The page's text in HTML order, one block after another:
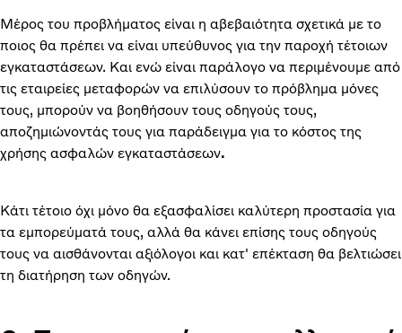
Μέρος του προβλήματος είναι η αβεβαιότητα σχετικά με το
ποιος θα πρέπει να είναι υπεύθυνος για την παροχή τέτοιων
εγκαταστάσεων. Και ενώ είναι παράλογο να περιμένουμε από
τις εταιρείες μεταφορών να επιλύσουν το πρόβλημα μόνες
τους, μπορούν να βοηθήσουν τους οδηγούς τους,
αποζημιώνοντάς τους για παράδειγμα για το κόστος της
χρήσης ασφαλών εγκαταστάσεων.
Κάτι τέτοιο όχι μόνο θα εξασφαλίσει καλύτερη προστασία για
τα εμπορεύματά τους, αλλά θα κάνει επίσης τους οδηγούς
τους να αισθάνονται αξιόλογοι και κατ' επέκταση θα βελτιώσει
τη διατήρηση των οδηγών.